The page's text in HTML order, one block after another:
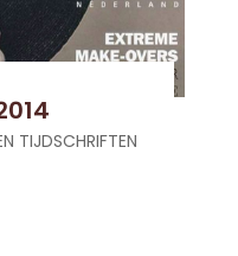
TIJDSCHRIFTEN